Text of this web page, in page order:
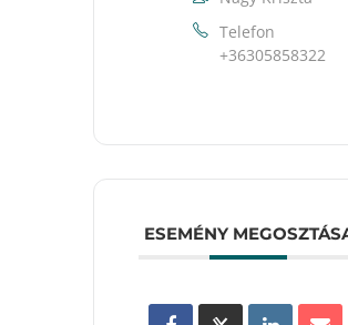
Telefon
+36305858322
ESEMÉNY